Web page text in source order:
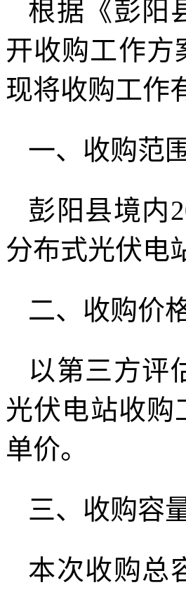
根据《彭阳
开收购工作方
现将收购工作
一、收购范
彭阳县境内
分布式光伏电
二、收购价
以第三方评
光伏电站收购
单价。
三、收购容
本次收购总